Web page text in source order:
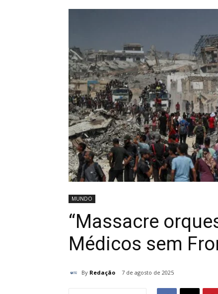
MUNDO
“Massacre
Médicos sem
By Redação 7 de agosto de 2025